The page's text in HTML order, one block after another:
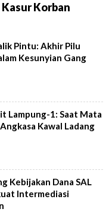
Korban
Pintu: Akhir Pilu
Kesunyian Gang
Lampung-1: Saat Mata
Kawal Ladang
Kebijakan Dana SAL
Intermediasi